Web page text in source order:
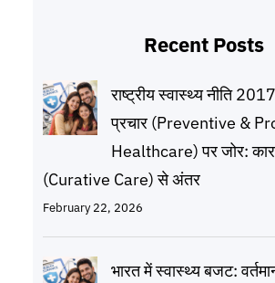
Recent Posts
राष्ट्रीय स्वास्थ्य नीति
प्रचार (Preventive &
Healthcare) पर जोर:
(Curative Care) से अंतर
February 22, 2026
भारत में स्वास्थ्य बजट: